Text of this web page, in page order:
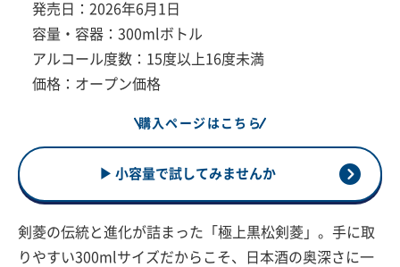
発売日：2026年6月1日
容量・容器：300mlボトル
アルコール度数：15度以上16度未満
価格：オープン価格
購入ページはこちら
▶ 小容量で試してみませんか
剣菱の伝統と進化が詰まった「極上黒松剣菱」。手に取
りやすい300mlサイズだからこそ、日本酒の奥深さに一